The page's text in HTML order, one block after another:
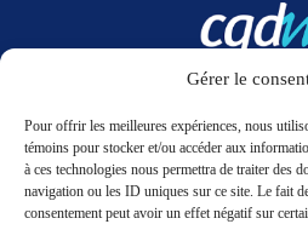
Gérer le
Pour offrir les meilleures expériences, nous
témoins pour stocker et/ou accéder aux
à ces technologies nous permettra de traiter des
navigation ou les ID uniques sur ce site. Le fait
consentement peut avoir un effet négatif sur
LinkedIn